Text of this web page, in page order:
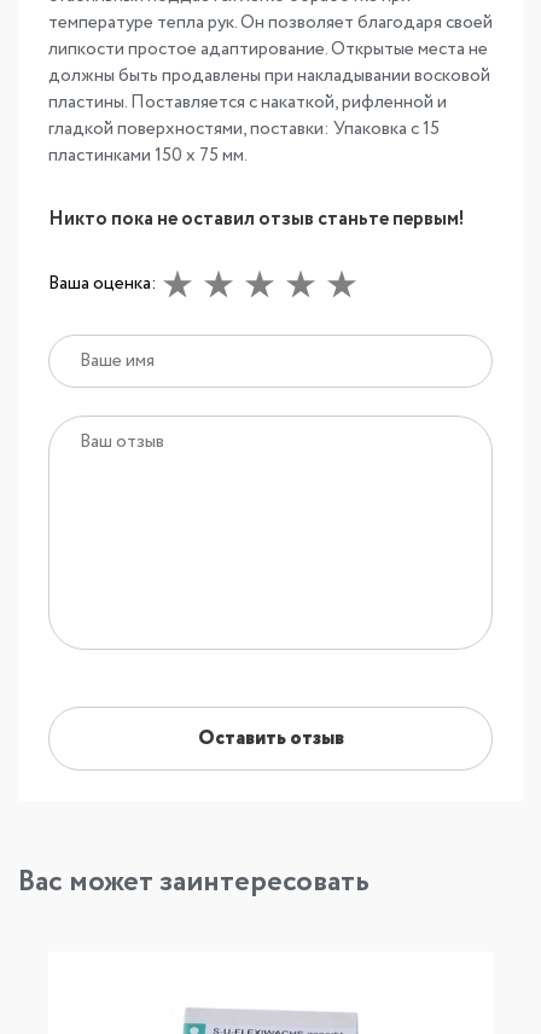
температуре тепла рук. Он позволяет благодаря своей
липкости простое адаптирование. Открытые места не
должны быть продавлены при накладывании восковой
пластины. Поставляется с накаткой, рифленной и
гладкой поверхностями, поставки: Упаковка с 15
пластинками 150 х 75 мм.
Никто пока не оставил отзыв станьте первым!
Ваша оценка:
Оставить отзыв
Вас может заинтересовать